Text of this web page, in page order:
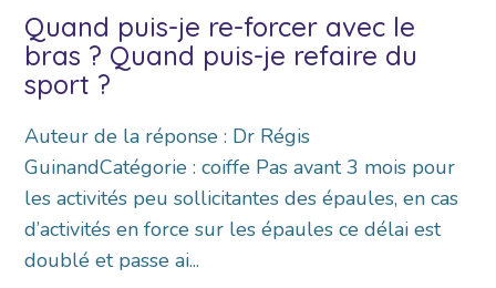
Quand puis-je re-forcer avec le
bras ? Quand puis-je refaire du
sport ?
Auteur de la réponse : Dr Régis
GuinandCatégorie : coiffe Pas avant 3 mois pour
les activités peu sollicitantes des épaules, en cas
d’activités en force sur les épaules ce délai est
doublé et passe ai...